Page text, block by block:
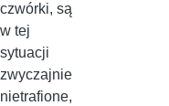
czwórki, są
w tej
sytuacji
zwyczajnie
nietrafione,